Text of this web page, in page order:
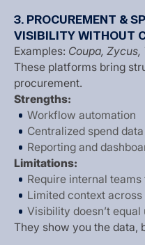
3. PROCUREMENT &SP
VISIBILITYWITHOUT
Examples: Coupa, Zycus,
These platforms bring str
procurement.
Strengths:
Workflow automation
Centralized spend data
Reporting and dashboa
Limitations:
Require internal teams
Limited context across
Visibility doesn’t equal
They show you the data,